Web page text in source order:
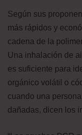
Según sus
más rápidos y
cadena de la
Una inhalación de
es suficiente para
orgánico volátil o
cuando una
dañadas, dicen los